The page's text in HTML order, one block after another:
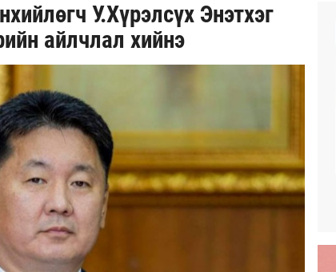
У.Хүрэлсүх Энэтхэг
айлчлал хийнэ